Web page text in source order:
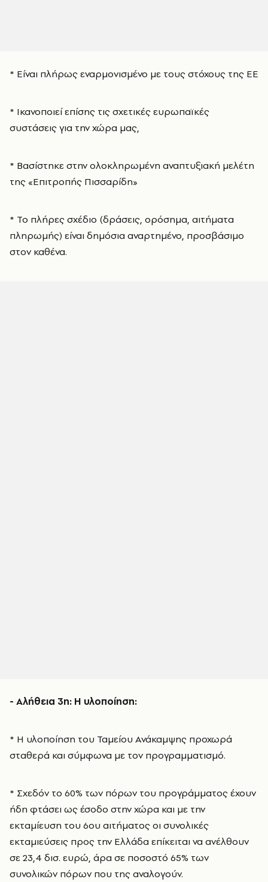
* Είναι πλήρως εναρμονισμένο με τους στόχους της ΕΕ
* Ικανοποιεί επίσης τις σχετικές ευρωπαϊκές
συστάσεις για την χώρα μας,
* Βασίστηκε στην ολοκληρωμένη αναπτυξιακή μελέτη
της «Επιτροπής Πισσαρίδη»
* Το πλήρες σχέδιο (δράσεις, ορόσημα, αιτήματα
πληρωμής) είναι δημόσια αναρτημένο, προσβάσιμο
στον καθένα.
- Αλήθεια 3η: Η υλοποίηση:
* Η υλοποίηση του Ταμείου Ανάκαμψης προχωρά
σταθερά και σύμφωνα με τον προγραμματισμό.
* Σχεδόν το 60% των πόρων του προγράμματος έχουν
ήδη φτάσει ως έσοδο στην χώρα και με την
εκταμίευση του 6ου αιτήματος οι συνολικές
εκταμιεύσεις προς την Ελλάδα επίκειται να ανέλθουν
σε 23,4 δισ. ευρώ, άρα σε ποσοστό 65% των
συνολικών πόρων που της αναλογούν.